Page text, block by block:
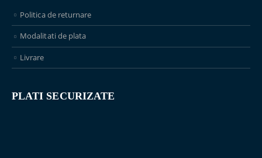
Politica de returnare
Modalitati de plata
Livrare
PLATI SECURIZATE